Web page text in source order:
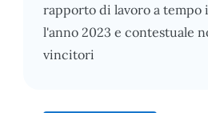
rapporto di lavoro a
l'anno 2023 e contestuale
vincitori